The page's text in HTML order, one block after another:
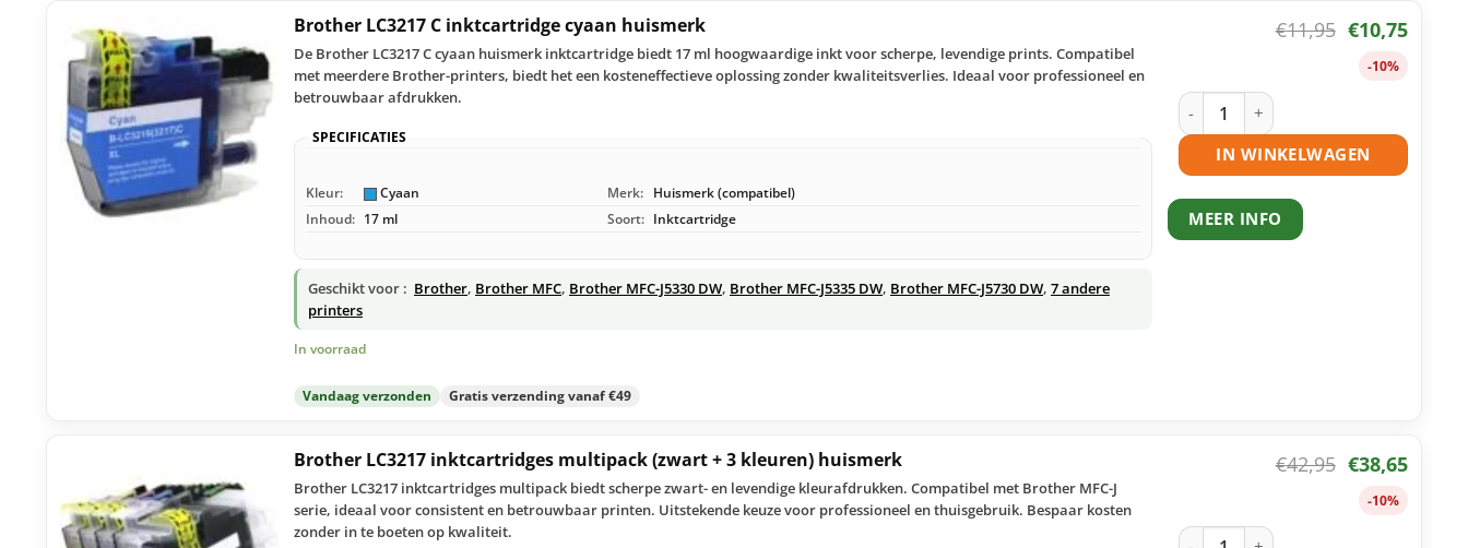
Brother LC3217 C inktcartridge cyaan huismerk
De Brother LC3217 C cyaan huismerk inktcartridge biedt 17 ml hoogwaardige inkt voor scherpe, levendige prints. Compatibel
met meerdere Brother-printers, biedt het een kosteneffectieve oplossing zonder kwaliteitsverlies. Ideaal voor professioneel en
betrouwbaar afdrukken.
SPECIFICATIES
Kleur: Cyaan Merk: Huismerk (compatibel)
Inhoud: 17 ml Soort: Inktcartridge
Geschikt voor : Brother, Brother MFC, Brother MFC-J5330 DW, Brother MFC-J5335 DW, Brother MFC-J5730 DW, 7 andere
printers
In voorraad
Vandaag verzonden Gratis verzending vanaf €49
€11,95 €10,75
-10%
Brother LC3217 C inktcartridge cyaan
IN WINKELWAGEN
MEER INFO
Brother LC3217 inktcartridges multipack (zwart + 3 kleuren) huismerk
Brother LC3217 inktcartridges multipack biedt scherpe zwart- en levendige kleurafdrukken. Compatibel met Brother MFC-J
serie, ideaal voor consistent en betrouwbaar printen. Uitstekende keuze voor professioneel en thuisgebruik. Bespaar kosten
zonder in te boeten op kwaliteit.
€42,95 €38,65
-10%
Brother LC3217 inktcartridges